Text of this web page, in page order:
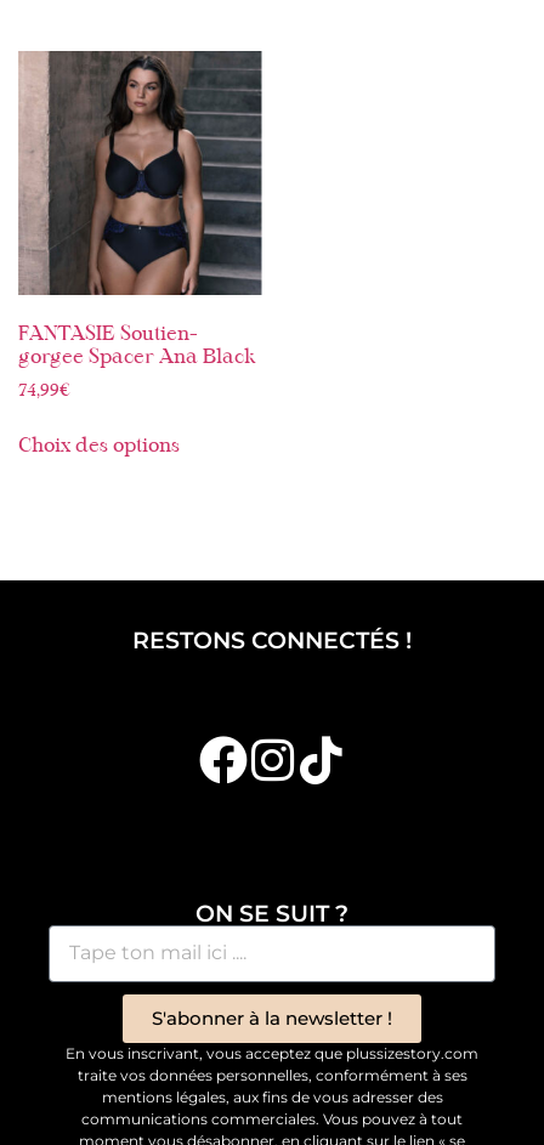
FANTASIE Soutien-
gorgee Spacer Ana Black
74,99€
Choix des options
RESTONS CONNECTÉS !
ON SE SUIT ?
S'abonner à la newsletter !
En vous inscrivant, vous acceptez que plussizestory.com
traite vos données personnelles, conformément à ses
mentions légales, aux fins de vous adresser des
communications commerciales. Vous pouvez à tout
moment vous désabonner, en cliquant sur le lien « se